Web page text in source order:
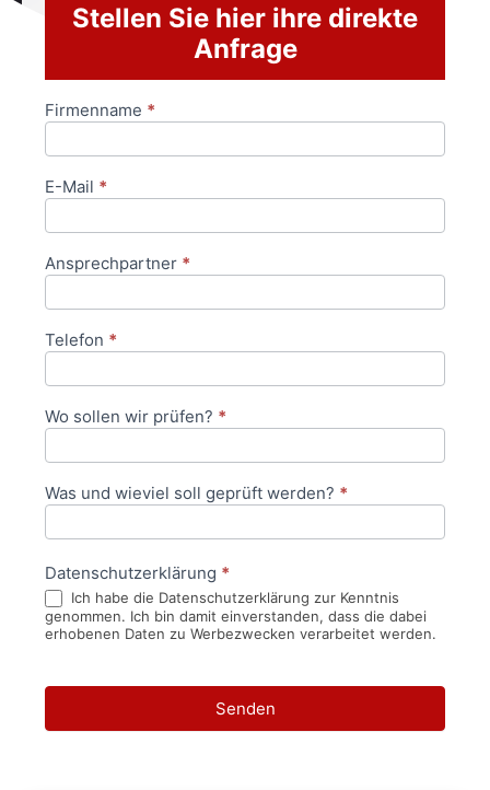
Stellen Sie hier ihre direkte
Anfrage
Anfrageformular
Firmenname *
E-Mail *
Ansprechpartner *
Telefon *
Wo sollen wir prüfen? *
Was und wieviel soll geprüft werden? *
Datenschutzerklärung *
Ich habe die Datenschutzerklärung zur Kenntnis
genommen. Ich bin damit einverstanden, dass die dabei
erhobenen Daten zu Werbezwecken verarbeitet werden.
Senden